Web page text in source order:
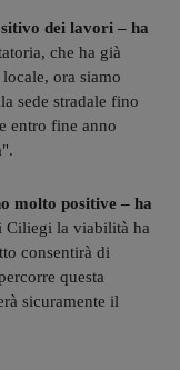
dei lavori – ha
che ha già
ora siamo
sede stradale fino
entro fine anno
molto positive – ha
Ciliegi la viabilità ha
consentirà di
questa
sicuramente il